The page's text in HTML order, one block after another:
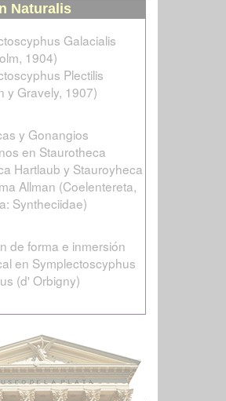
Naturalis
Galacialis
1904)
Plectilis
y Gravely, 1907)
y Gonangios
en Staurotheca
Hartlaub y Stauroyheca
Allman (Coelentereta,
Syntheciidae)
de forma e inmersión
en Symplectoscyphus
(d' Orbigny)